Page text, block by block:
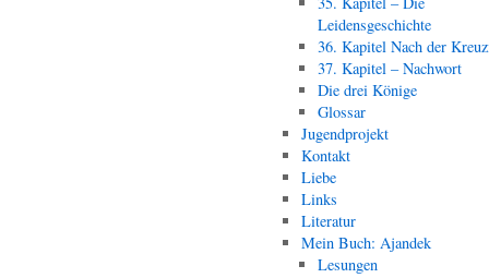
Leidensgeschichte
36. Kapitel Nach der
37. Kapitel – Nachwort
Die drei Könige
Glossar
Jugendprojekt
Kontakt
Liebe
Links
Literatur
Mein Buch: Ajandek
Lesungen